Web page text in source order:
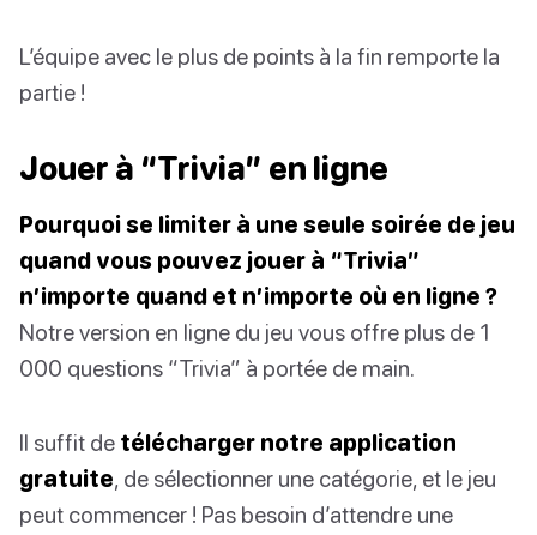
L’équipe avec le plus de points à la fin remporte la
partie !
Jouer à “Trivia” en ligne
Pourquoi se limiter à une seule soirée de jeu
quand vous pouvez jouer à “Trivia”
n’importe quand et n’importe où en ligne ?
Notre version en ligne du jeu vous offre plus de 1
000 questions “Trivia” à portée de main.
Il suffit de télécharger notre application
gratuite, de sélectionner une catégorie, et le jeu
peut commencer ! Pas besoin d’attendre une